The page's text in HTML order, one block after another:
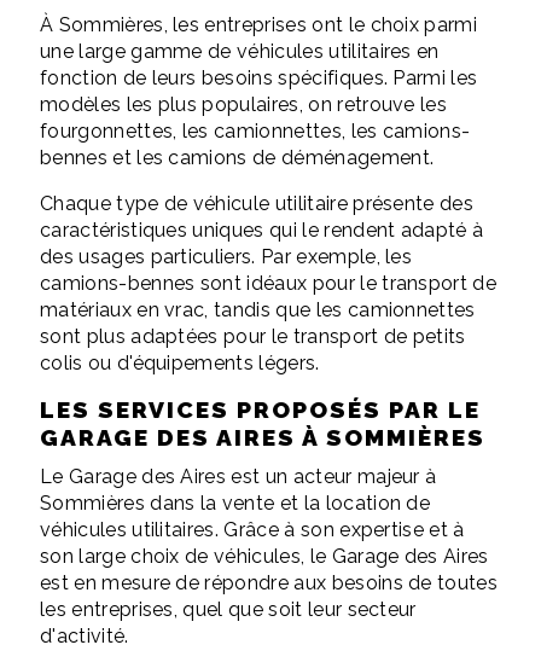
À Sommières, les entreprises ont le choix parmi
une large gamme de véhicules utilitaires en
fonction de leurs besoins spécifiques. Parmi les
modèles les plus populaires, on retrouve les
fourgonnettes, les camionnettes, les camions-
bennes et les camions de déménagement.
Chaque type de véhicule utilitaire présente des
caractéristiques uniques qui le rendent adapté à
des usages particuliers. Par exemple, les
camions-bennes sont idéaux pour le transport de
matériaux en vrac, tandis que les camionnettes
sont plus adaptées pour le transport de petits
colis ou d'équipements légers.
LES SERVICES PROPOSÉS PAR LE
GARAGE DES AIRES À SOMMIÈRES
Le Garage des Aires est un acteur majeur à
Sommières dans la vente et la location de
véhicules utilitaires. Grâce à son expertise et à
son large choix de véhicules, le Garage des Aires
est en mesure de répondre aux besoins de toutes
les entreprises, quel que soit leur secteur
d'activité.